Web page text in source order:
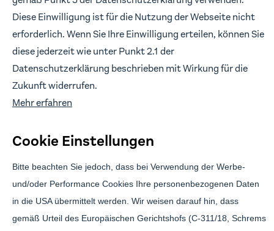
Diese Einwilligung ist für die Nutzung der Webseite nicht
erforderlich. Wenn Sie Ihre Einwilligung erteilen, können Sie
diese jederzeit wie unter Punkt 2.1 der
Datenschutzerklärung beschrieben mit Wirkung für die
Zukunft widerrufen.
Mehr erfahren
Cookie Einstellungen
Bitte beachten Sie jedoch, dass bei Verwendung der Werbe-
und/oder Performance Cookies Ihre personenbezogenen Daten
in die USA übermittelt werden. Wir weisen darauf hin, dass
gemäß Urteil des Europäischen Gerichtshofs (C-311/18, Schrems
Wir freuen uns, wenn wir in Verbindung bleiben.
Branding & Design:
WpIG der Effecta GmbH, Florstadt. Die über Brickwise vermittelten